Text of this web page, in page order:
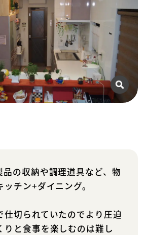
品の収納や調理道具など、物
チン+ダイニング。
仕切られていたのでより圧迫
りと食事を楽しむのは難し